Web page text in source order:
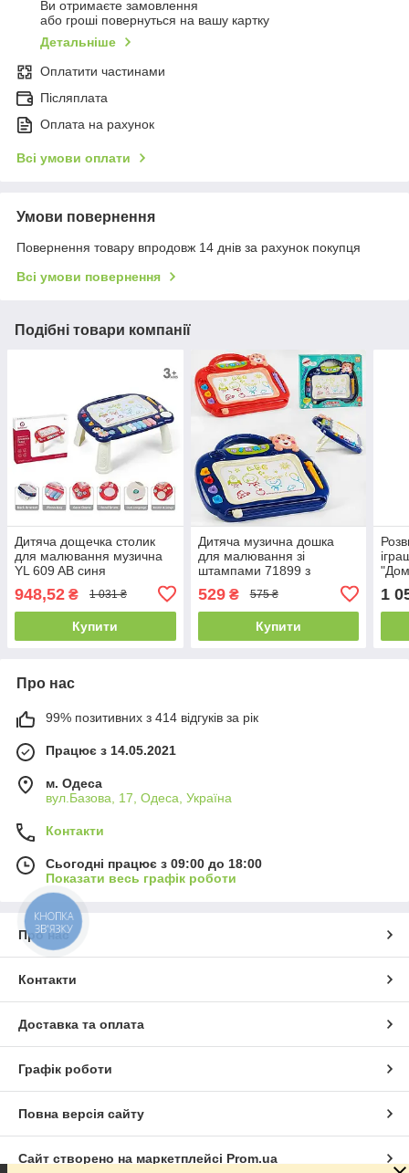
Ви отримаєте замовлення
або гроші повернуться на вашу картку
Детальніше
Оплатити частинами
Післяплата
Оплата на рахунок
Всі умови оплати
Умови повернення
Повернення товару впродовж 14 днів за рахунок покупця
Всі умови повернення
Подібні товари компанії
Дитяча дощечка столик
для малювання музична
YL 609 AB синя
948,52 ₴ 1 031 ₴
Купити
Дитяча музична дошка
для малювання зі
штампами 71899 з
українським озвучуванням
у 2 кольорах
529₴ 575 ₴
Купити
1
Про нас
99% позитивних з 414 відгуків за рік
Працює з 14.05.2021
м. Одеса
вул.Базова, 17, Одеса, Україна
Контакти
Сьогодні працює з 09:00 до 18:00
Показати весь графік роботи
Про нас
Контакти
Доставка та оплата
Графік роботи
Повна версія сайту
Сайт створено на маркетплейсі Prom.ua
КНОПКА
ЗВ'ЯЗКУ